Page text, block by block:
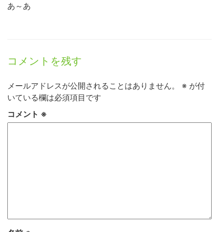
あ～あ
コメントを残す
メールアドレスが公開されることはありません。 ※ が付
いている欄は必須項目です
コメント ※